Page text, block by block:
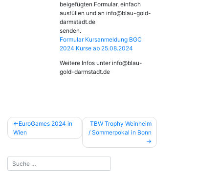
beigefügten Formular, einfach
ausfüllen und an info@blau-gold-
darmstadt.de
senden.
Formular Kursanmeldung BGC
2024 Kurse ab 25.08.2024
Weitere Infos unter info@blau-
gold-darmstadt.de
Beitragsnavigation
EuroGames 2024 in
Wien
TBW Trophy Weinheim
/ Sommerpokal in Bonn